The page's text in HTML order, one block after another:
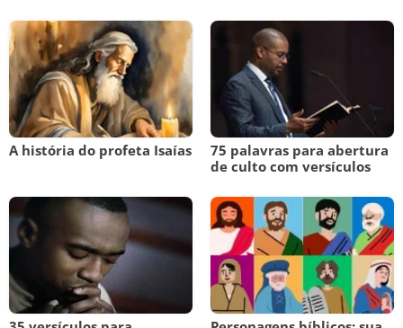
A história do profeta Isaías
75 palavras para abertura
de culto com versículos